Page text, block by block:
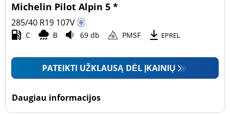
Mažas sunkvežimis (0)
Motociklas (0)
Padanga sustiprintomis sienelėmis
Michelin Pilot Alpin 5 *
285/40 R19 107V
C B 69 db PMSF EPREL
PATEIKTI UŽKLAUSĄ DĖL ĮKAINIŲ
Daugiau informacijos